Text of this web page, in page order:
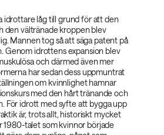
idrottare låg till grund för att den
den vältränade kroppen blev
Mannen tog så att säga patent på
Genom idrottens expansion blev
och därmed även mer
har sedan dess uppmuntrat
om kvinnlighet hamnar
med den hårt tränande och
För idrott med syfte att bygga upp
är, trots allt, historiskt mycket
1980-talet som kvinnor började